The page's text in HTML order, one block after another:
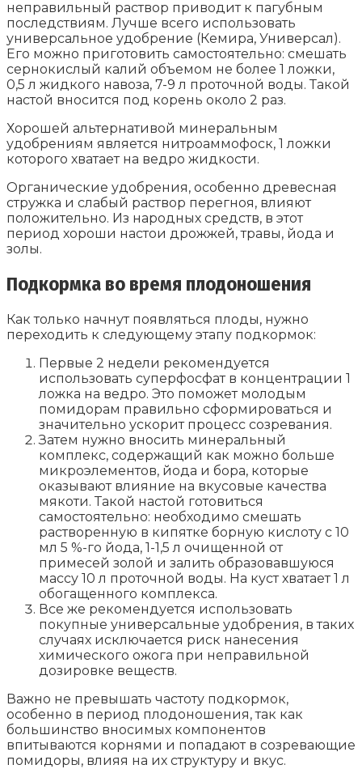
неправильный раствор приводит к пагубным
последствиям. Лучше всего использовать
универсальное удобрение (Кемира, Универсал).
Его можно приготовить самостоятельно: смешать
сернокислый калий объемом не более 1 ложки,
0,5 л жидкого навоза, 7-9 л проточной воды. Такой
настой вносится под корень около 2 раз.
Хорошей альтернативой минеральным
удобрениям является нитроаммофоск, 1 ложки
которого хватает на ведро жидкости.
Органические удобрения, особенно древесная
стружка и слабый раствор перегноя, влияют
положительно. Из народных средств, в этот
период хороши настои дрожжей, травы, йода и
золы.
Подкормка во время плодоношения
Как только начнут появляться плоды, нужно
переходить к следующему этапу подкормок:
Первые 2 недели рекомендуется
использовать суперфосфат в концентрации 1
ложка на ведро. Это поможет молодым
помидорам правильно сформироваться и
значительно ускорит процесс созревания.
Затем нужно вносить минеральный
комплекс, содержащий как можно больше
микроэлементов, йода и бора, которые
оказывают влияние на вкусовые качества
мякоти. Такой настой готовиться
самостоятельно: необходимо смешать
растворенную в кипятке борную кислоту с 10
мл 5 %-го йода, 1-1,5 л очищенной от
примесей золой и залить образовавшуюся
массу 10 л проточной воды. На куст хватает 1 л
обогащенного комплекса.
Все же рекомендуется использовать
покупные универсальные удобрения, в таких
случаях исключается риск нанесения
химического ожога при неправильной
дозировке веществ.
Важно не превышать частоту подкормок,
особенно в период плодоношения, так как
большинство вносимых компонентов
впитываются корнями и попадают в созревающие
помидоры, влияя на их структуру и вкус.